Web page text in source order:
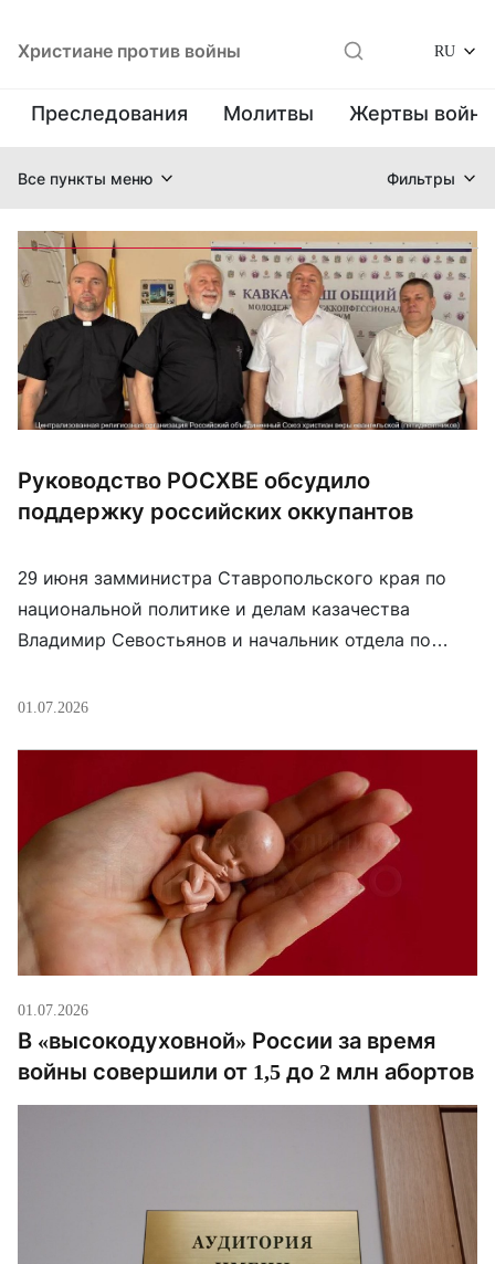
Христиане против войны RU
Преследования Молитвы Жертвы
Все пункты меню Фильтры
Руководство РОСХВЕ обсудило
поддержку российских оккупантов
29 июня замминистра Ставропольского края по
национальной политике и делам казачества
Владимир Севостьянов и начальник отдела по
начальствующим епископом Российского
полномочным представителем епископа Филиппом
Дмитриевым. Среди прочего они “обсудили меры
поддержки военнослужащих, принимающих
участие в специальной военной операции”.
01.07.2026
01.07.2026
В «высокодуховной» России за время
войны совершили от 1,5 до 2 млн абортов